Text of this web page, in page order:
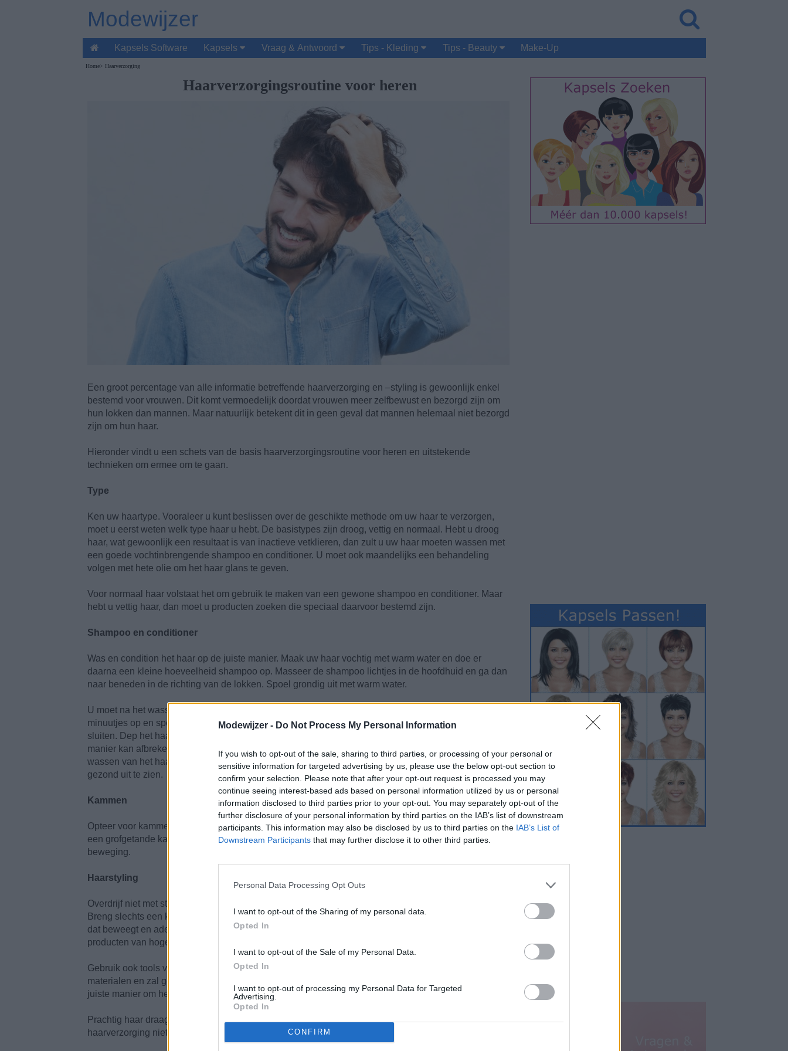
Modewijzer - Do Not Process My Personal Information
If you wish to opt-out of the sale, sharing to third parties, or processing of your personal or
sensitive information for targeted advertising by us, please use the below opt-out section to
confirm your selection. Please note that after your opt-out request is processed you may
continue seeing interest-based ads based on personal information utilized by us or personal
information disclosed to third parties prior to your opt-out. You may separately opt-out of the
further disclosure of your personal information by third parties on the IAB’s list of downstream
participants. This information may also be disclosed by us to third parties on the IAB’s List of
Downstream Participants that may further disclose it to other third parties.
Personal Data Processing Opt Outs
I want to opt-out of the Sharing of my personal data.
Opted In
I want to opt-out of the Sale of my Personal Data.
Opted In
I want to opt-out of processing my Personal Data for Targeted
Advertising.
Opted In
CONFIRM
Modewijzer
Kapsels Software Kapsels Vraag & Antwoord Tips - Kleding Tips - Beauty Make-Up
Home> Haarverzorging
Haarverzorgingsroutine voor heren
Een groot percentage van alle informatie betreffende haarverzorging en –styling is gewoonlijk enkel
bestemd voor vrouwen. Dit komt vermoedelijk doordat vrouwen meer zelfbewust en bezorgd zijn om
hun lokken dan mannen. Maar natuurlijk betekent dit in geen geval dat mannen helemaal niet bezorgd
zijn om hun haar.
Hieronder vindt u een schets van de basis haarverzorgingsroutine voor heren en uitstekende
technieken om ermee om te gaan.
Type
Ken uw haartype. Vooraleer u kunt beslissen over de geschikte methode om uw haar te verzorgen,
moet u eerst weten welk type haar u hebt. De basistypes zijn droog, vettig en normaal. Hebt u droog
haar, wat gewoonlijk een resultaat is van inactieve vetklieren, dan zult u uw haar moeten wassen met
een goede vochtinbrengende shampoo en conditioner. U moet ook maandelijks een behandeling
volgen met hete olie om het haar glans te geven.
Voor normaal haar volstaat het om gebruik te maken van een gewone shampoo en conditioner. Maar
hebt u vettig haar, dan moet u producten zoeken die speciaal daarvoor bestemd zijn.
Shampoo en conditioner
Was en condition het haar op de juiste manier. Maak uw haar vochtig met warm water en doe er
daarna een kleine hoeveelheid shampoo op. Masseer de shampoo lichtjes in de hoofdhuid en ga dan
naar beneden in de richting van de lokken. Spoel grondig uit met warm water.
U moet na het wassen ook een kleine hoeveelheid conditioner op het haar doen. Laat die er enkele
minuutjes op en spoel daarna grondig uit, dit keer met koud water om de haarschubben te helpen
sluiten. Dep het haar droog met een zachte handdoek. Vermijd krachtig wrijven omdat het haar op die
manier kan afbreken en de cuticula (schubbenlaag) kan beschadigd raken. Vermijd ook het dagelijks
wassen van het haar, want zo verliest het haar essentiële oliën die het nodig heeft om er prachtig en
gezond uit te zien.
Kammen
Opteer voor kammen in plaats van borstelen. Kammen minimaliseert beschadiging en klitten. Gebruik
een grofgetande kam om uw haar te kammen en ga van wortels tot haarpunten in een neerwaartse
beweging.
Haarstyling
Overdrijf niet met stylingproducten. Spring spaarzaam om met haarlak, gel, mousse of stylingsticks.
Breng slechts een kleine hoeveelheid aan op het haar. Het is steeds beter om een kapsel te hebben
dat beweegt en ademt in plaats van een kapsel dat netjes vastzit aan uw hoofdhuid. Gebruik enkel
producten van hoge kwaliteit die mild genoeg zijn.
Gebruik ook tools van hoge kwaliteit. De betere stijltang bijvoorbeeld is gemaakt van kwaliteitsvolle
materialen en zal geen haarbreuk of andere beschadiging veroorzaken. Gebruik de tools wel op de
juiste manier om het efficiënt te houden.
Prachtig haar draagt bij tot een mooi fysiek voorkomen en een hoog zelfvertrouwen. Daardoor net is de
haarverzorging niet enkel iets voor vrouwen, maar zeker ook voor mannen.